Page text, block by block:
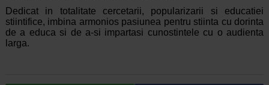
Dedicat in totalitate cercetarii, popularizarii si educatiei
stiintifice, imbina armonios pasiunea pentru stiinta cu dorinta
de a educa si de a-si impartasi cunostintele cu o audienta
larga.